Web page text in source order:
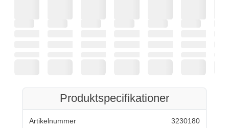
Produktspecifikationer
Artikelnummer 3230180